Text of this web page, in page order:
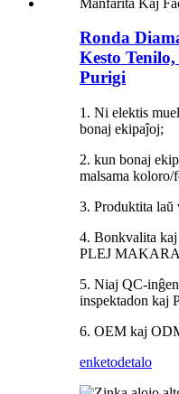
Ronda
Kesto
Purigi
1. Ni elektis
bonaj ekipaĵoj;
2. kun bonaj
malsama koloro/
3. Produktita laŭ
4. Bonkvalita
PLEJ
5. Niaj QC-
inspektadon kaj
6. OEM kaj
enketodetalo